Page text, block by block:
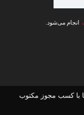
انجام می‌شود.
با کسب مجوز مکتوب